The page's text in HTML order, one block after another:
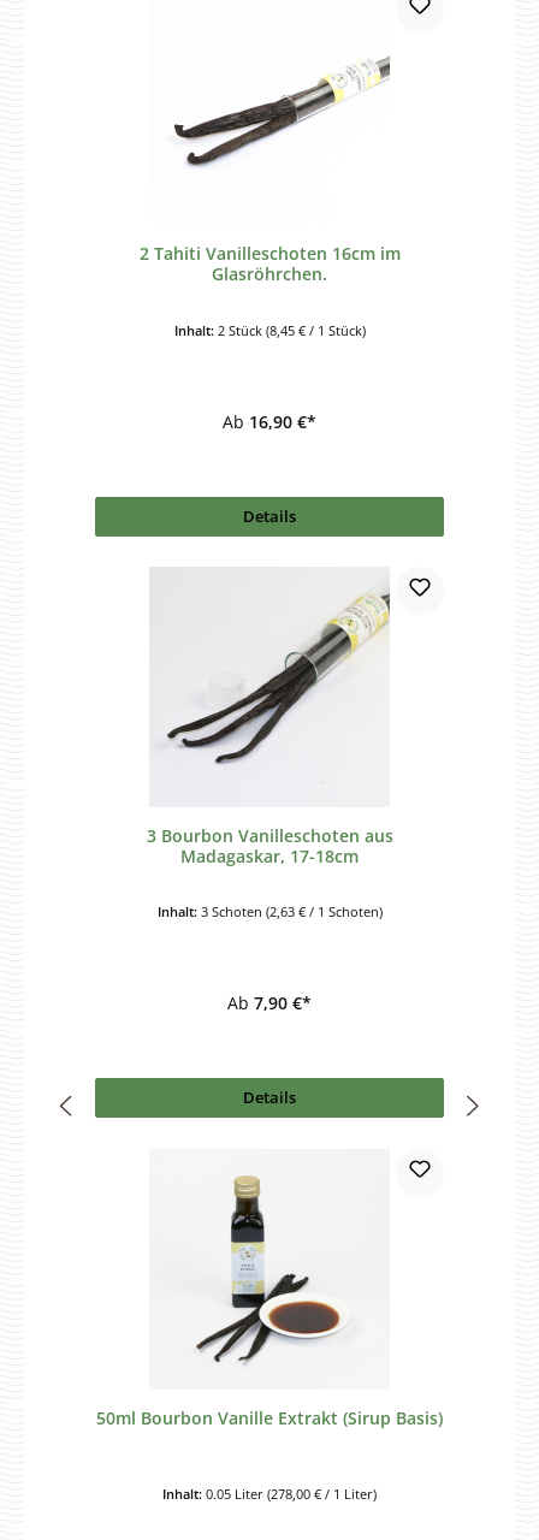
2 Tahiti Vanilleschoten 16cm im
Glasröhrchen.
Inhalt: 2 Stück (8,45 € / 1 Stück)
Ab 16,90 €*
Details
3 Bourbon Vanilleschoten aus
Madagaskar, 17-18cm
Inhalt: 3 Schoten (2,63 € / 1 Schoten)
Ab 7,90 €*
Details
50ml Bourbon Vanille Extrakt (Sirup Basis)
Inhalt: 0.05 Liter (278,00 € / 1 Liter)